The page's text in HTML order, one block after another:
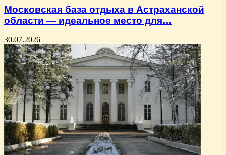
Московская база отдыха в Астраханской
области — идеальное место для…
30.07.2026